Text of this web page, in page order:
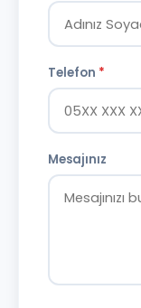
Telefon *
Mesajınız